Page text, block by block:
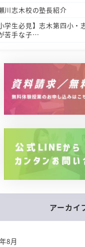
川志木校の塾長紹介
小学生必見】志木第四小
苦手な子…
アーカイ
8月